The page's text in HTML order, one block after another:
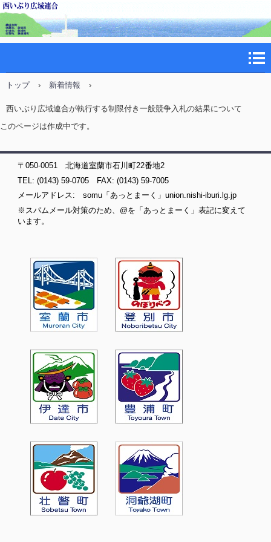
トップ › 新着情報 ›
西いぶり広域連合が執行する制限付き一般競争入札の結果について
このページは作成中です。
〒050-0051 北海道室蘭市石川町22番地2
TEL: (0143) 59-0705 FAX: (0143) 59-7005
メールアドレス: somu「あっとまーく」union.nishi-iburi.lg.jp
※スパムメール対策のため、@を「あっとまーく」表記に変えて
います。